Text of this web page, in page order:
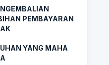
PEMBAYARAN
YANG MAHA